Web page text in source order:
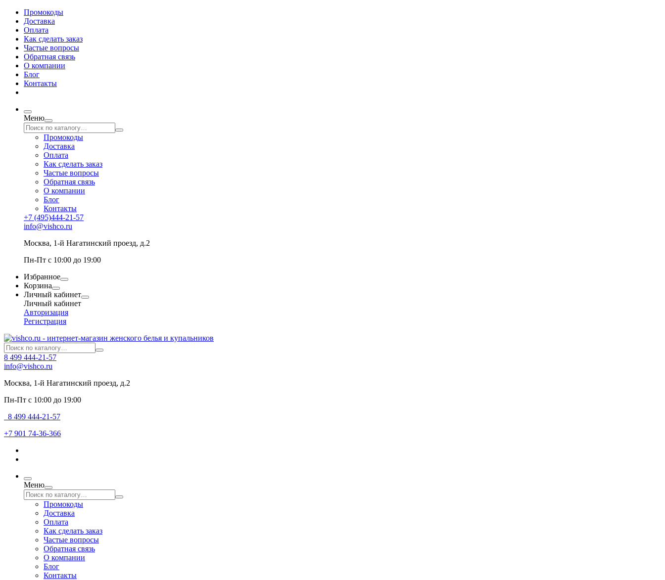
Промокоды
Доставка
Оплата
Как сделать заказ
Частые вопросы
Обратная связь
О компании
Блог
Контакты
Меню
Промокоды
Доставка
Оплата
Как сделать заказ
Частые вопросы
Обратная связь
О компании
Блог
Контакты
+7 (495)444-21-57
info@vishco.ru
Москва, 1-й Нагатинский проезд, д.2
Пн-Пт с 10:00 до 19:00
Избранное
Корзина
Личный кабинет
Личный кабинет
Авторизация
Регистрация
8 499 444-21-57
info@vishco.ru
Москва, 1-й Нагатинский проезд, д.2
Пн-Пт с 10:00 до 19:00
8 499 444-21-57
+7 901 74-36-366
Меню
Промокоды
Доставка
Оплата
Как сделать заказ
Частые вопросы
Обратная связь
О компании
Блог
Контакты